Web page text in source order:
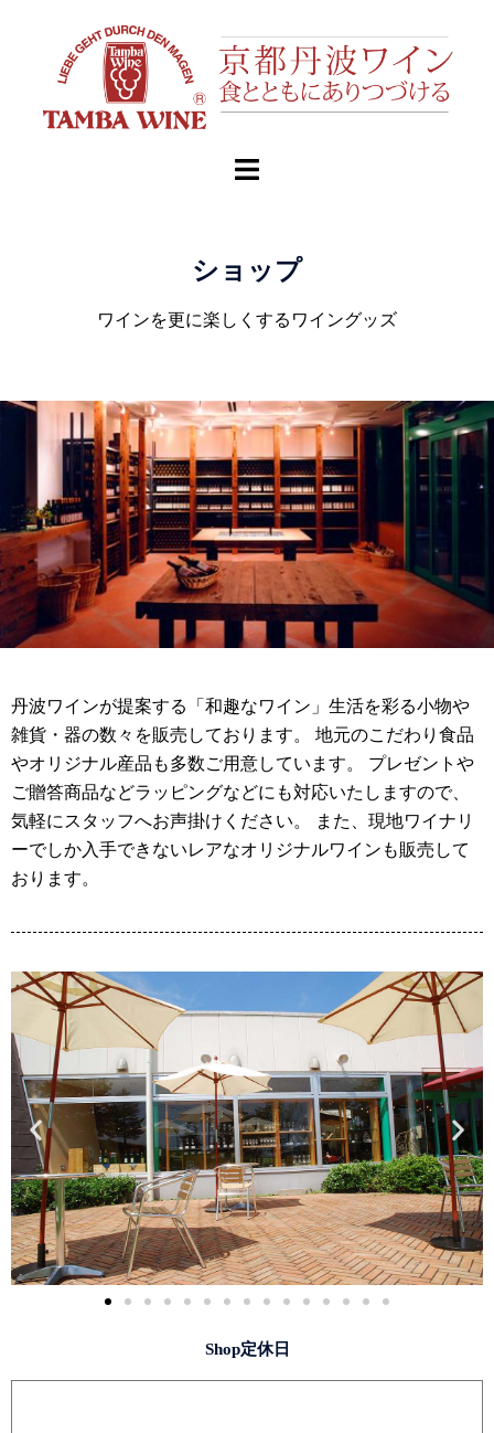
ショップ
ワインを更に楽しくするワイングッズ
丹波ワインが提案する「和趣なワイン」生活を彩る小物や
雑貨・器の数々を販売しております。 地元のこだわり食品
やオリジナル産品も多数ご用意しています。 プレゼントや
ご贈答商品などラッピングなどにも対応いたしますので、
気軽にスタッフへお声掛けください。 また、現地ワイナリ
ーでしか入手できないレアなオリジナルワインも販売して
おります。
Shop定休日